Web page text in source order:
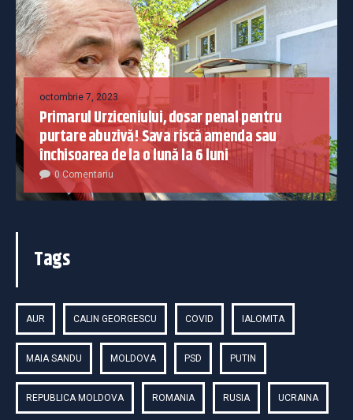
octombrie 7, 2023
Primarul Urziceniului, dosar penal pentru
purtare abuzivă! Sava riscă amenda sau
închisoarea de la o lună la 6 luni
0 Comentariu
Tags
AUR CALIN GEORGESCU COVID IALOMITA
MAIA SANDU MOLDOVA PSD PUTIN
REPUBLICA MOLDOVA ROMANIA RUSIA UCRAINA